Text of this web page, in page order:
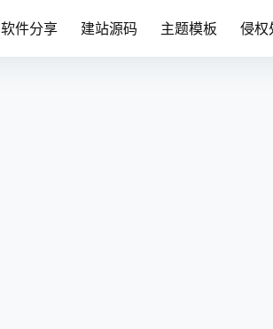
软件分享 建站源码 主题模板 侵权